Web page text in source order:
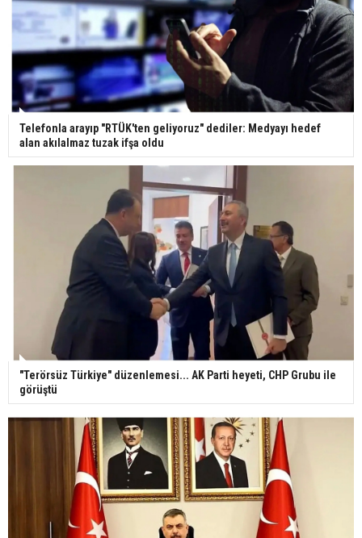
Gazze'deki Sağlık Bakanlığı duyurdu: Vahşetin
pençesinde 2 salgın vaka tespit edildi
Telefonla arayıp "RTÜK'ten geliyoruz" dediler: Medyayı hedef
alan akılalmaz tuzak ifşa oldu
"Terörsüz Türkiye" düzenlemesi... AK Parti heyeti, CHP Grubu ile
görüştü